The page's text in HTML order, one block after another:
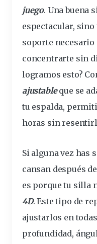
juego. Una buena
espectacular,
soporte necesario
concentrarte sin
logramos esto?
ajustableque se
tu espalda,
horas sin
Si alguna vez has
cansan después
es porque tu silla
4D. Este tipo de
ajustarlos en
profundidad,